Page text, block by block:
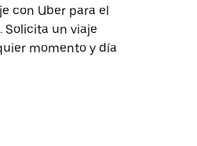
con Uber para el
Solicita un viaje
momento y día